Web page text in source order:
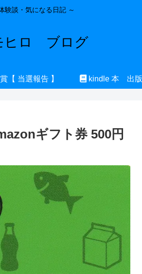
験談・気になる日記 ～
ヒロ ブログ
【 当選報告 】 kindle 本 出版
ギフト券 500円